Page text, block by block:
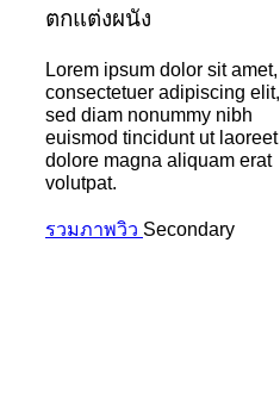
ตกแต่งผนัง
Lorem ipsum dolor sit amet,
consectetuer adipiscing elit,
sed diam nonummy nibh
euismod tincidunt ut laoreet
dolore magna aliquam erat
volutpat.
รวมภาพวิว Secondary